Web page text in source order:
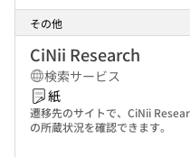
その他
CiNii Research
検索サービス
紙
遷移先のサイトで、CiNii
の所蔵状況を確認できます。